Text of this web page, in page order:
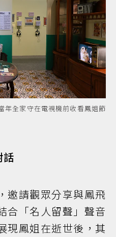
年全家守在電視機前收看鳳姐節
話
邀請觀眾分享與鳳飛
合「名人留聲」聲音
現鳳姐在逝世後，其